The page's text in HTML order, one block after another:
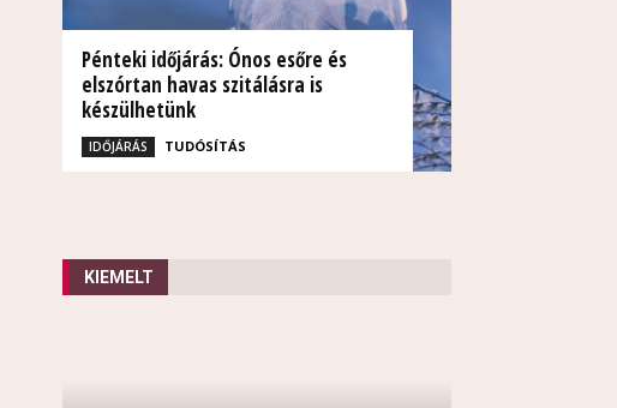
Pénteki időjárás: Ónos esőre és
elszórtan havas szitálásra is
készülhetünk
IDŐJÁRÁS TUDÓSÍTÁS
KIEMELT